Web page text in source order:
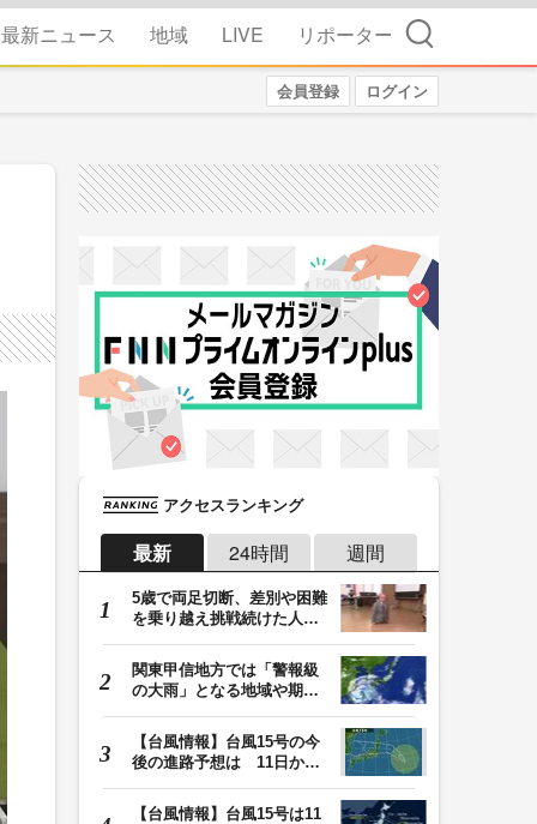
最新ニュース 地域 LIVE リポーター 検索
会員登録 ログイン
アクセスランキング
最新 24時間 週間
5歳で両足切断、差別や困難
を乗り越え挑戦続けた人
関東甲信地方では「警報級
の大雨」となる地域や期間
【台風情報】台風15号の今
後の進路予想は 11日から
【台風情報】台風15号は11